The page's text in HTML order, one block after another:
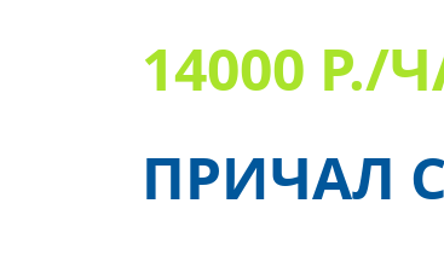
14000
ПРИЧАЛ